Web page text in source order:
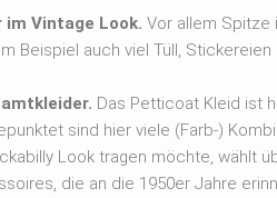
Vintage Look. Vor allem Spitze
Beispiel auch viel Tüll,
Das Petticoat Kleid ist
sind hier viele (Farb-)
Look tragen möchte, wählt
die an die 1950er Jahre